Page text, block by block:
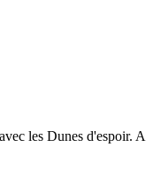
les Dunes d'espoir. A